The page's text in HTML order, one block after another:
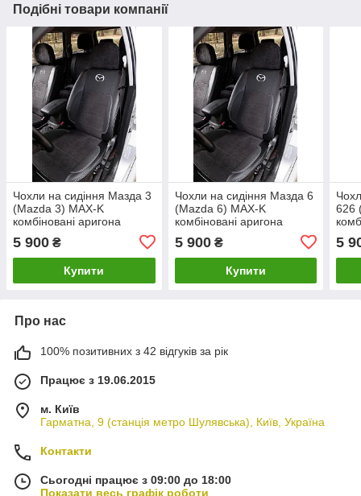
Подібні товари компанії
Чохли на сидіння Мазда 3
(Mazda 3) MAX-K
комбіновані аригона
5 900 ₴
Купити
Чохли на сидіння Мазда 6
(Mazda 6) MAX-K
комбіновані аригона
5 900₴
Купити
626
5
Про нас
100% позитивних з 42 відгуків за рік
Працює з 19.06.2015
м. Київ
Гарматна, 9 (станція метро Шулявська), Київ, Україна
Контакти
Сьогодні працює з 09:00 до 18:00
Показати весь графік роботи